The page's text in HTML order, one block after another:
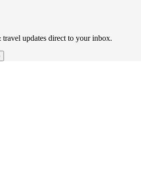
updates direct to your inbox.